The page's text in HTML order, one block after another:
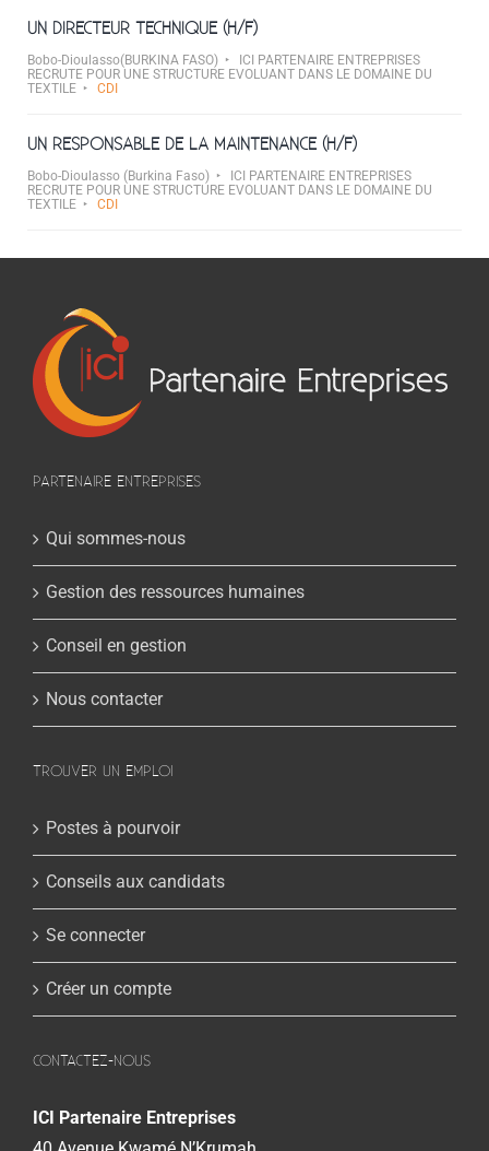
UN DIRECTEUR TECHNIQUE (H/F)
Bobo-Dioulasso(BURKINA FASO)
ICI PARTENAIRE ENTREPRISES
RECRUTE POUR UNE STRUCTURE EVOLUANT DANS LE DOMAINE DU
TEXTILE
CDI
UN RESPONSABLE DE LA MAINTENANCE (H/F)
Bobo-Dioulasso (Burkina Faso)
ICI PARTENAIRE ENTREPRISES
RECRUTE POUR UNE STRUCTURE EVOLUANT DANS LE DOMAINE DU
TEXTILE
CDI
PARTENAIRE ENTREPRISES
Qui sommes-nous
Gestion des ressources humaines
Conseil en gestion
Nous contacter
TROUVER UN EMPLOI
Postes à pourvoir
Conseils aux candidats
Se connecter
Créer un compte
CONTACTEZ-NOUS
ICI Partenaire Entreprises